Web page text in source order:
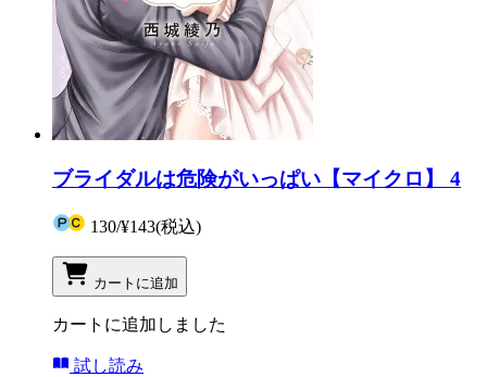
ブライダルは危険がいっぱい【マイクロ】 4
130/¥143(税込)
カートに追加
カートに追加しました
試し読み